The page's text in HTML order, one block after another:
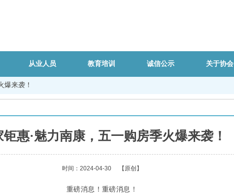
从业人员 教育培训 诚信公示 关于协会
爆来袭！
钜惠·魅力南康，五一购房季火爆来袭！
时间：2024-04-30 【原创】
重磅消息！ 重磅消息！